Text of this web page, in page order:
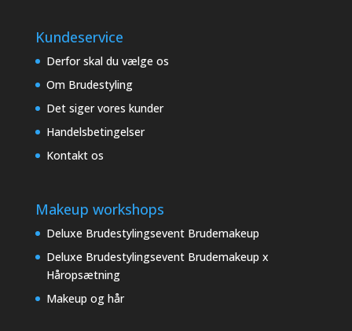
Kundeservice
Derfor skal du vælge os
Om Brudestyling
Det siger vores kunder
Handelsbetingelser
Kontakt os
Makeup workshops
Deluxe Brudestylingsevent Brudemakeup
Deluxe Brudestylingsevent Brudemakeup x
Håropsætning
Makeup og hår